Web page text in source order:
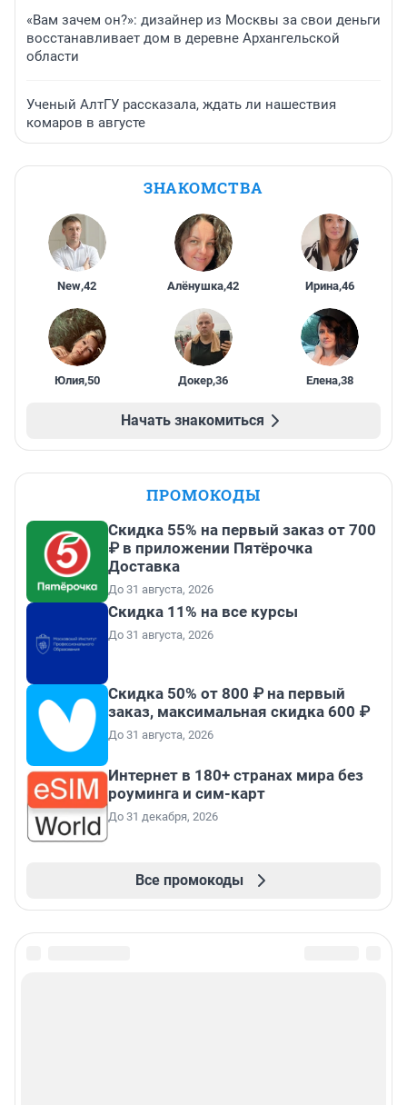
«Вам зачем он?»: дизайнер из Москвы за свои деньги
восстанавливает дом в деревне Архангельской
области
Ученый АлтГУ рассказала, ждать ли нашествия
комаров в августе
ЗНАКОМСТВА
New,42 Алёнушка,42 Ирина,46
Юлия,50 Докер,36 Елена,38
Начать знакомиться
ПРОМОКОДЫ
Скидка 55% на первый заказ от 700
₽ в приложении Пятёрочка
Доставка
До 31 августа, 2026
Скидка 11% на все курсы
До 31 августа, 2026
Скидка 50% от 800 ₽ на первый
заказ, максимальная скидка 600 ₽
До 31 августа, 2026
Интернет в 180+ странах мира без
роуминга и сим-карт
До 31 декабря, 2026
Все промокоды